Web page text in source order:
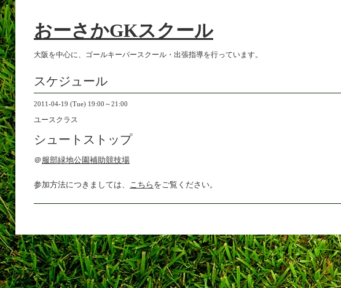
おーさかGKスクール
大阪を中心に、ゴールキーパースクール・出張指導を行っています。
スケジュール
2011-04-19 (Tue) 19:00～21:00
ユースクラス
シュートストップ
＠服部緑地公園補助競技場
参加方法につきましては、 こちら をご覧ください。